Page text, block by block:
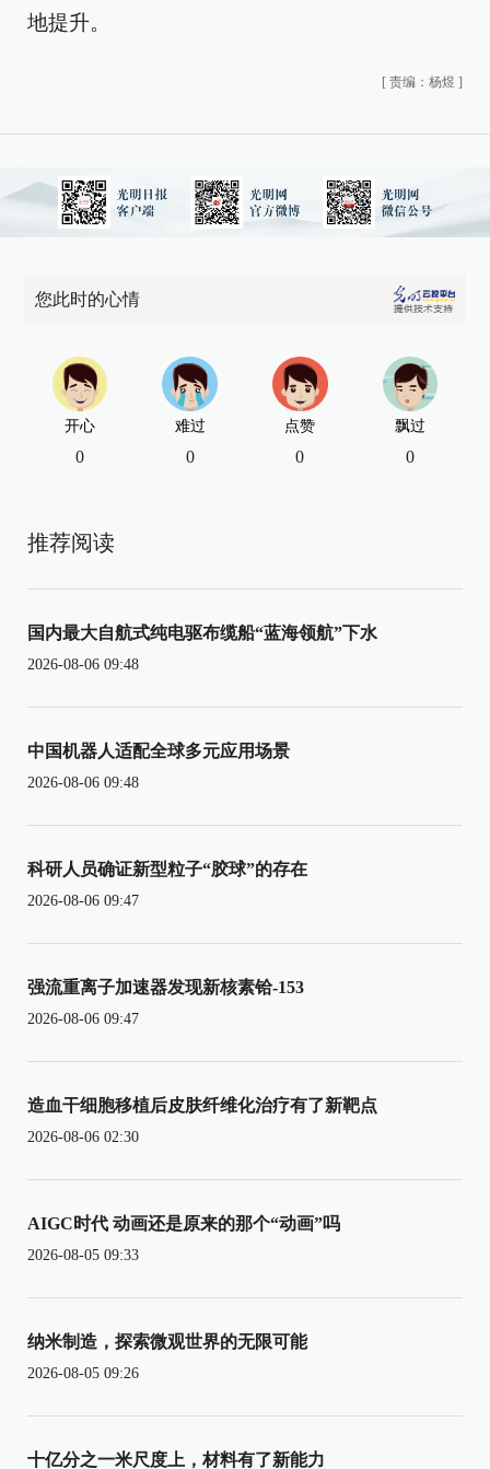
地提升。
[ 责编：杨煜 ]
您此时的心情
开心
0
难过
0
点赞
0
飘过
0
推荐阅读
国内最大自航式纯电驱布缆船“蓝海领航”下水
2026-08-06 09:48
中国机器人适配全球多元应用场景
2026-08-06 09:48
科研人员确证新型粒子“胶球”的存在
2026-08-06 09:47
强流重离子加速器发现新核素铪-153
2026-08-06 09:47
造血干细胞移植后皮肤纤维化治疗有了新靶点
2026-08-06 02:30
AIGC时代 动画还是原来的那个“动画”吗
2026-08-05 09:33
纳米制造，探索微观世界的无限可能
2026-08-05 09:26
十亿分之一米尺度上，材料有了新能力